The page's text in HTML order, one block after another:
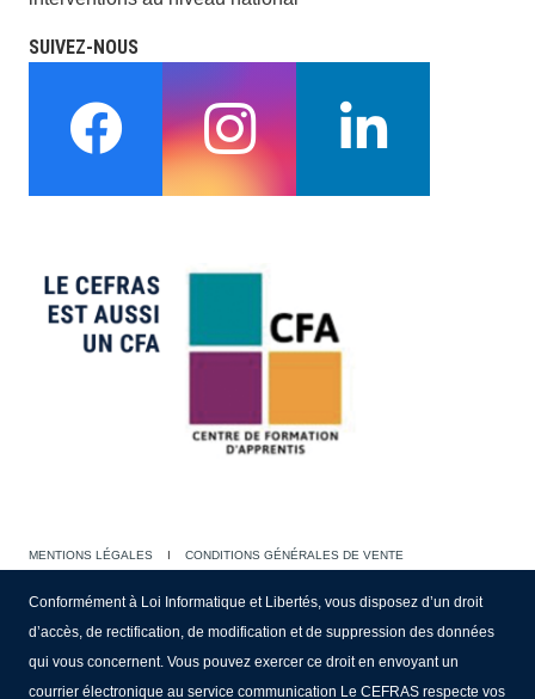
SUIVEZ-NOUS
MENTIONS LÉGALES I CONDITIONS GÉNÉRALES DE VENTE
Conformément à Loi Informatique et Libertés, vous disposez d’un droit
d’accès, de rectification, de modification et de suppression des données
qui vous concernent. Vous pouvez exercer ce droit en envoyant un
courrier électronique au service communication Le CEFRAS respecte vos